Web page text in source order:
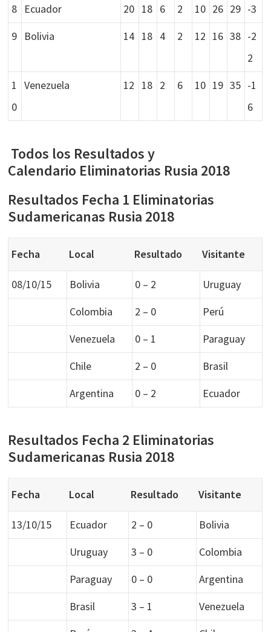
8
Ecuador 20 18 6 2 10 26 29 -3
9
Bolivia 14 18 4 2 12 16 38 -2
2
1
0
Venezuela 12 18 2 6 10 19 35 -1
6
Todos los Resultados y
Calendario Eliminatorias Rusia 2018
Resultados Fecha 1 Eliminatorias
Sudamericanas Rusia 2018
Fecha Local Resultado Visitante
08/10/15 Bolivia 0 – 2
Uruguay
Colombia
2 – 0
Perú
Venezuela
0 – 1
Paraguay
Chile
2 – 0
Brasil
Argentina
0 – 2 Ecuador
Resultados Fecha 2 Eliminatorias
Sudamericanas Rusia 2018
Fecha Local Resultado Visitante
13/10/15 Ecuador 2 – 0
Bolivia
Uruguay
3 – 0
Colombia
Paraguay
0 – 0
Argentina
Brasil
3 – 1
Venezuela